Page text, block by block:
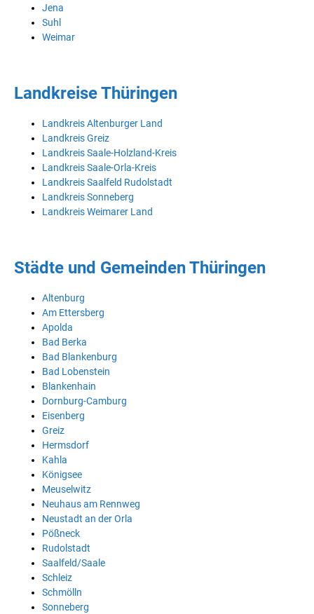
Jena
Suhl
Weimar
Landkreise Thüringen
Landkreis Altenburger Land
Landkreis Greiz
Landkreis Saale-Holzland-Kreis
Landkreis Saale-Orla-Kreis
Landkreis Saalfeld Rudolstadt
Landkreis Sonneberg
Landkreis Weimarer Land
Städte und Gemeinden Thüringen
Altenburg
Am Ettersberg
Apolda
Bad Berka
Bad Blankenburg
Bad Lobenstein
Blankenhain
Dornburg-Camburg
Eisenberg
Greiz
Hermsdorf
Kahla
Königsee
Meuselwitz
Neuhaus am Rennweg
Neustadt an der Orla
Pößneck
Rudolstadt
Saalfeld/Saale
Schleiz
Schmölln
Sonneberg